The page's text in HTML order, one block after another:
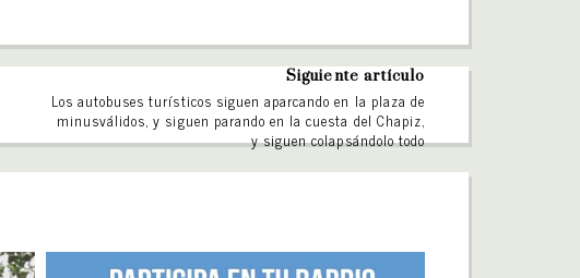
Siguiente artículo
Los autobuses turísticos siguen aparcando en la plaza de
minusválidos, y siguen parando en la cuesta del Chapiz,
y siguen colapsándolo todo